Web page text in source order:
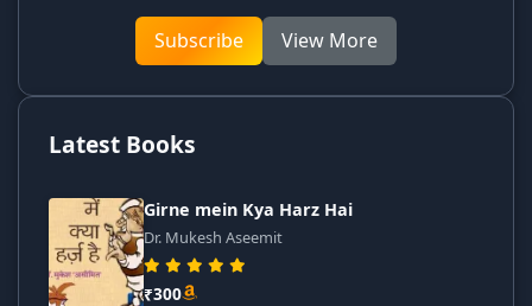
Subscribe View More
Latest Books
Girne mein Kya Harz Hai
Dr. Mukesh Aseemit
₹300